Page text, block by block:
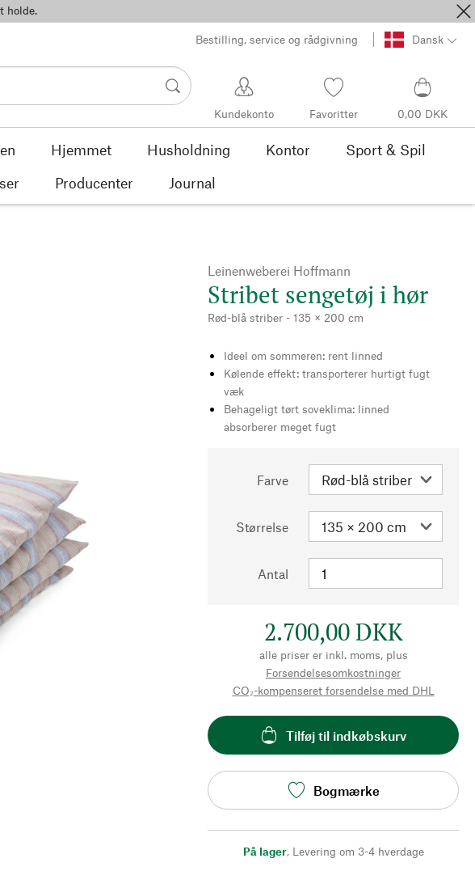
holde.
Bestilling, service og rådgivning Dansk
Kundekonto Favoritter 0,00 DKK
Hjemmet Husholdning Kontor
Sport & Spil
Producenter Journal
Leinenweberei Hoffmann
Stribet sengetøj i hør
Rød-blå striber - 135 × 200 cm
Ideel om sommeren: rent linned
Kølende effekt: transporterer hurtigt fugt
væk
Behageligt tørt soveklima: linned
absorberer meget fugt
Farve
Størrelse
Antal
2.700,00 DKK
alle priser er inkl. moms, plus
Forsendelsesomkostninger
CO₂-kompenseret forsendelse med DHL
Tilføj til indkøbskurv
Bogmærke
På lager, Levering om 3-4 hverdage